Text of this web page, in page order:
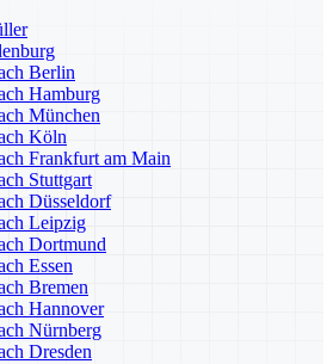
Berlin
Hamburg
München
Köln
Frankfurt am Main
Stuttgart
Düsseldorf
Leipzig
Dortmund
Essen
Bremen
Hannover
Nürnberg
Dresden